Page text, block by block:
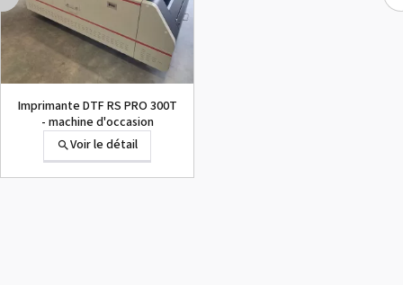
Voir le détail
Imprimante DTF RS PRO 300T
- machine d'occasion
Voir le détail